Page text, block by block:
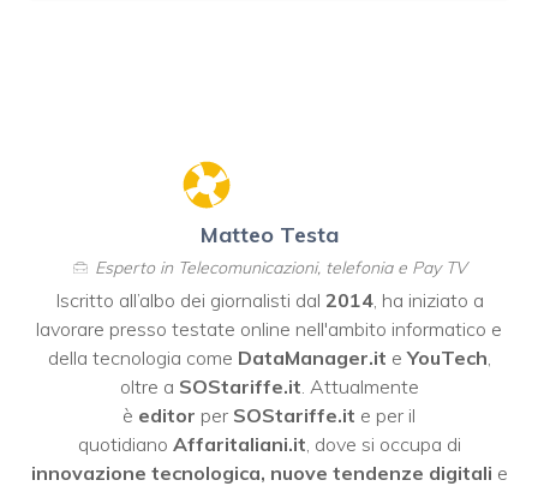
Matteo Testa
Esperto in Telecomunicazioni, telefonia e Pay TV
Iscritto all’albo dei giornalisti dal 2014, ha iniziato a
lavorare presso testate online nell'ambito informatico e
della tecnologia come DataManager.it eYouTech
oltre a SOStariffe.it . Attualmente
è editor per SOStariffe.it e per il
quotidiano Affaritaliani.it , dove si occupa di
innovazione tecnologica, nuove tendenze digitali e